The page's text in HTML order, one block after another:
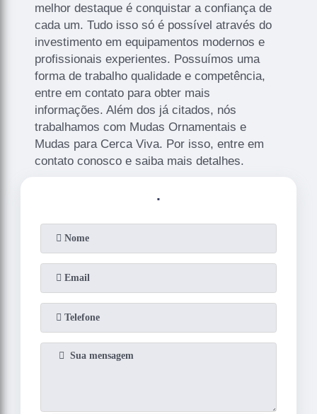
melhor destaque é conquistar a confiança de
cada um. Tudo isso só é possível através do
investimento em equipamentos modernos e
profissionais experientes. Possuímos uma
forma de trabalho qualidade e competência,
entre em contato para obter mais
informações. Além dos já citados, nós
trabalhamos com Mudas Ornamentais e
Mudas para Cerca Viva. Por isso, entre em
contato conosco e saiba mais detalhes.
.